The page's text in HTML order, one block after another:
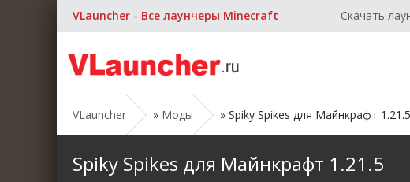
VLauncher - Все лаунчеры Minecraft Скачать
VLauncher » Моды » Spiky Spikes для Майнкрафт 1.21.5
Spiky Spikes для Майнкрафт 1.21.5